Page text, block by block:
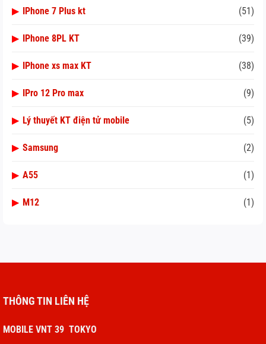
▶ IPhone 7 Plus kt (51)
▶ IPhone 8PL KT (39)
▶ IPhone xs max KT (38)
▶ IPro 12 Pro max (9)
▶ Lý thuyết KT điện tử mobile (5)
▶ Samsung (2)
▶ A55 (1)
▶ M12 (1)
THÔNG TIN LIÊN HỆ
MOBILE VNT 39 TOKYO